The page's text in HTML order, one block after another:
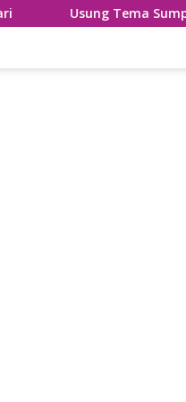
Tema Sumpah Palapa,